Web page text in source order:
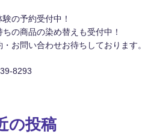
験の予約受付中！
ちの商品の染め替えも受付中！
・お問い合わせお待ちしております。
8293
の投稿